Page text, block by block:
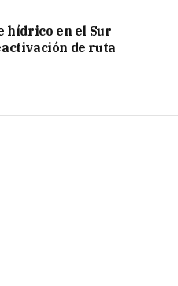
hídrico en el Sur
de ruta